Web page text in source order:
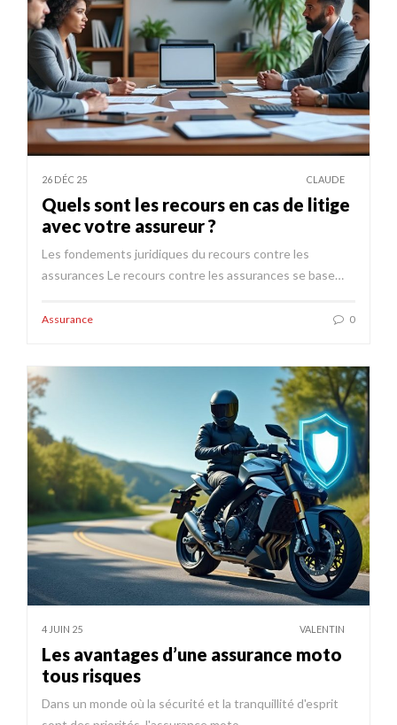
26 DÉC 25 CLAUDE
Quels sont les recours en cas de litige
avec votre assureur ?
Les fondements juridiques du recours contre les
assurances Le recours contre les assurances se base…
Assurance 0
4 JUIN 25 VALENTIN
Les avantages d’une assurance moto
tous risques
Dans un monde où la sécurité et la tranquillité d'esprit